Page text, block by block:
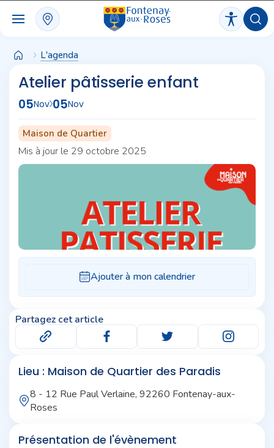
L'agenda
Atelier pâtisserie enfant
05Nov 05Nov
Maison de Quartier
Mis à jour le 29 octobre 2025
Partagez cet article
Lieu : Maison de Quartier des Paradis
8 - 12 Rue Paul Verlaine, 92260 Fontenay-aux-
Roses
Présentation de l'évènement
Panneau de gestion des cookies